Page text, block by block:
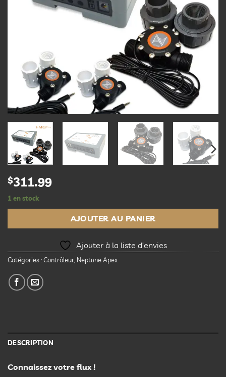
$311.99
1 en stock
AJOUTER AU PANIER
Ajouter à la liste d’envies
Catégories :Contrôleur Neptune Apex
DESCRIPTION
Connaissez votre flux !